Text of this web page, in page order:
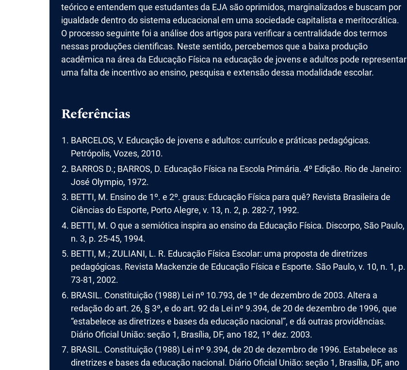
teórico e entendem que estudantes da EJA são oprimidos, marginalizados e buscam por
igualdade dentro do sistema educacional em uma sociedade capitalista e meritocrática.
O processo seguinte foi a análise dos artigos para verificar a centralidade dos termos
nessas produções cientificas. Neste sentido, percebemos que a baixa produção
acadêmica na área da Educação Física na educação de jovens e adultos pode representar
uma falta de incentivo ao ensino, pesquisa e extensão dessa modalidade escolar.
Referências
BARCELOS, V. Educação de jovens e adultos: currículo e práticas pedagógicas.
Petrópolis, Vozes, 2010.
BARROS D.; BARROS, D. Educação Física na Escola Primária. 4º Edição. Rio de Janeiro:
José Olympio, 1972.
BETTI, M. Ensino de 1º. e 2º. graus: Educação Física para quê? Revista Brasileira de
Ciências do Esporte, Porto Alegre, v. 13, n. 2, p. 282-7, 1992.
BETTI, M. O que a semiótica inspira ao ensino da Educação Física. Discorpo, São Paulo,
n. 3, p. 25-45, 1994.
BETTI, M.; ZULIANI, L. R. Educação Física Escolar: uma proposta de diretrizes
pedagógicas. Revista Mackenzie de Educação Física e Esporte. São Paulo, v. 10, n. 1, p.
73-81, 2002.
BRASIL. Constituição (1988) Lei nº 10.793, de 1º de dezembro de 2003. Altera a
redação do art. 26, § 3º, e do art. 92 da Lei nº 9.394, de 20 de dezembro de 1996, que
“estabelece as diretrizes e bases da educação nacional”, e dá outras providências.
Diário Oficial União: seção 1, Brasília, DF, ano 182, 1º dez. 2003.
BRASIL. Constituição (1988) Lei nº 9.394, de 20 de dezembro de 1996. Estabelece as
diretrizes e bases da educação nacional. Diário Oficial União: seção 1, Brasília, DF, ano